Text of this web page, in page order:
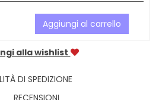
Aggiungi al carrello
alla wishlist
DI SPEDIZIONE
RECENSIONI